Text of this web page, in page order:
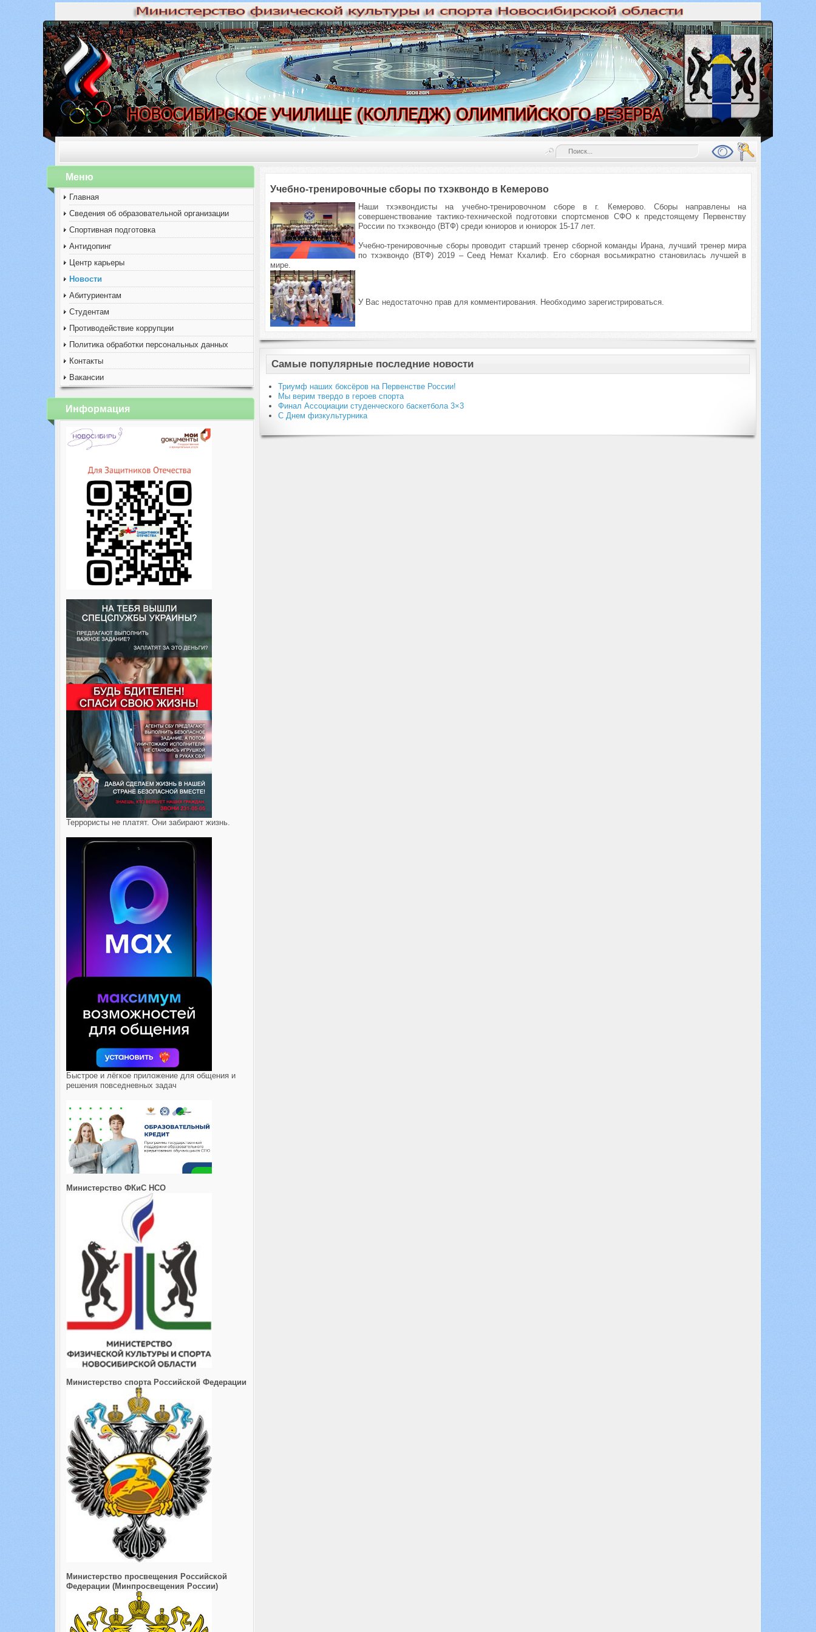
Меню
Главная
Сведения об образовательной организации
Спортивная подготовка
Антидопинг
Центр карьеры
Новости
Абитуриентам
Студентам
Противодействие коррупции
Политика обработки персональных данных
Контакты
Вакансии
Информация
Террористы не платят. Они забирают жизнь.
Быстрое и лёгкое приложение для общения и
решения повседневных задач
Министерство ФКиС НСО
Министерство спорта Российской Федерации
Министерство просвещения Российской
Федерации (Минпросвещения России)
Учебно-тренировочные сборы по тхэквондо в Кемерово
Наши тхэквондисты на учебно-тренировочном сборе в г. Кемерово. Сборы направлены на
совершенствование тактико-технической подготовки спортсменов СФО к предстоящему Первенству
России по тхэквондо (ВТФ) среди юниоров и юниорок 15-17 лет.
Учебно-тренировочные сборы проводит старший тренер сборной команды Ирана, лучший тренер мира
по тхэквондо (ВТФ) 2019 – Сеед Немат Кхалиф. Его сборная восьмикратно становилась лучшей в
мире.
У Вас недостаточно прав для комментирования. Необходимо зарегистрироваться.
Самые популярные последние новости
Триумф наших боксёров на Первенстве России!
Мы верим твердо в героев спорта
Финал Ассоциации студенческого баскетбола 3×3
С Днем физкультурника